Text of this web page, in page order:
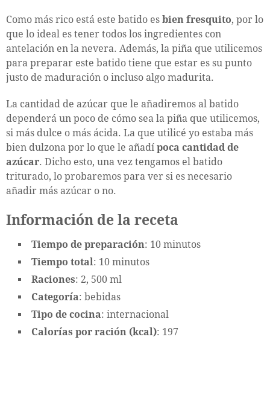
Como más rico está este batido es bien fresquito, por lo
que lo ideal es tener todos los ingredientes con
antelación en la nevera. Además, la piña que utilicemos
para preparar este batido tiene que estar es su punto
justo de maduración o incluso algo madurita.
La cantidad de azúcar que le añadiremos al batido
dependerá un poco de cómo sea la piña que utilicemos,
si más dulce o más ácida. La que utilicé yo estaba más
bien dulzona por lo que le añadí poca cantidad de
azúcar. Dicho esto, una vez tengamos el batido
triturado, lo probaremos para ver si es necesario
añadir más azúcar o no.
Información de la receta
Tiempo de preparación: 10 minutos
Tiempo total: 10 minutos
Raciones: 2, 500 ml
Categoría: bebidas
Tipo de cocina: internacional
Calorías por ración (kcal): 197